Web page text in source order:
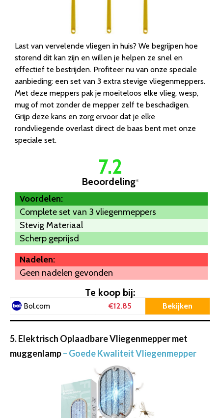
Last van vervelende vliegen in huis? We begrijpen hoe
storend dit kan zijn en willen je helpen ze snel en
effectief te bestrijden. Profiteer nu van onze speciale
aanbieding: een set van 3 extra stevige vliegenmeppers.
Met deze meppers pak je moeiteloos elke vlieg, wesp,
mug of mot zonder de mepper zelf te beschadigen.
Grijp deze kans en zorg ervoor dat je elke
rondvliegende overlast direct de baas bent met onze
speciale set.
7.2
Beoordeling*
Voordelen:
Complete set van 3 vliegenmeppers
Stevig Materiaal
Scherp geprijsd
Nadelen:
Geen nadelen gevonden
Te koop bij:
Bol.com €12.85 Bekijken
5. Elektrisch Oplaadbare Vliegenmepper met
muggenlamp– Goede Kwaliteit Vliegenmepper